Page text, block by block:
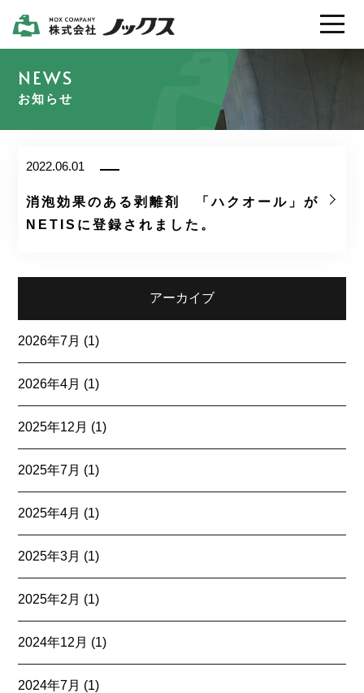
会社案内
採用情報
お問い合わせ
お知らせ
2022.06.01
消泡効果のある剥離剤 「ハクオール」が
NETISに登録されました。
アーカイブ
2026年7月 (1)
2026年4月 (1)
2025年12月 (1)
2025年7月 (1)
2025年4月 (1)
2025年3月 (1)
2025年2月 (1)
2024年12月 (1)
2024年7月 (1)